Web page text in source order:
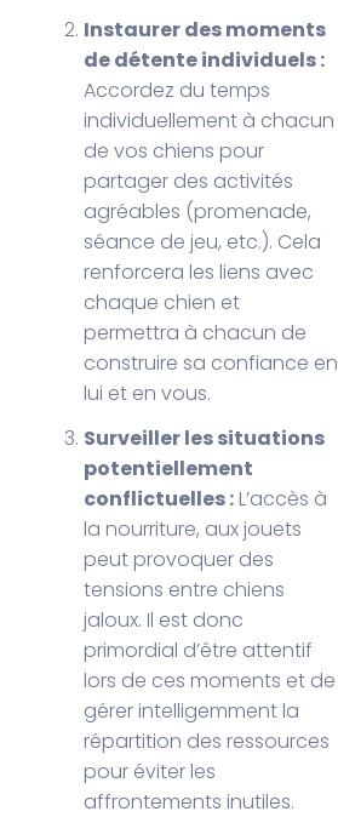
Instaurer des moments
de détente individuels :
Accordez du temps
individuellement à chacun
de vos chiens pour
partager des activités
agréables (promenade,
séance de jeu, etc.). Cela
renforcera les liens avec
chaque chien et
permettra à chacun de
construire sa confiance en
lui et en vous.
Surveiller les situations
potentiellement
conflictuelles : L’accès à
la nourriture, aux jouets
peut provoquer des
tensions entre chiens
jaloux. Il est donc
primordial d’être attentif
lors de ces moments et de
gérer intelligemment la
répartition des ressources
pour éviter les
affrontements inutiles.